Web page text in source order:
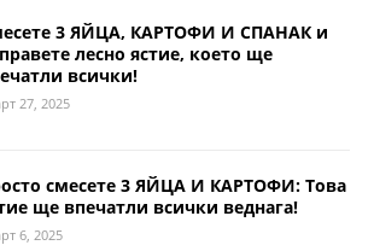
3 ЯЙЦА, КАРТОФИ И СПАНАК и
лесно ястие, което ще
всички!
27, 2025
смесете 3 ЯЙЦА И КАРТОФИ: Това
ще впечатли всички веднага!
6, 2025